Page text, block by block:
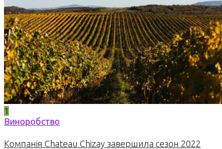
1
Виноробство
Компанія Chateau Chizay завершила сезон 2022